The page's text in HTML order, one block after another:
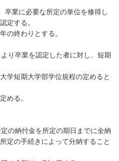
業に必要な所定の単位を修得し
定する。
の終わりとする。
り卒業を認定した者に対し、短期
学短期大学部学位規程の定めると
める。
の納付金を所定の期日までに全納
定の手続きによって分納すること